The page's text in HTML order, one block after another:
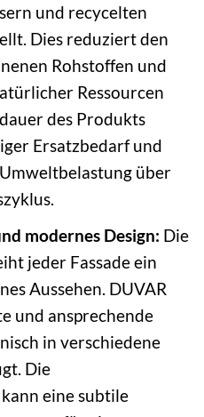
und recycelten
Dies reduziert den
Rohstoffen und
Ressourcen
des Produkts
Ersatzbedarf und
über
modernes Design: Die
jeder Fassade ein
Aussehen. DUVAR
und ansprechende
in verschiedene
Die
eine subtile